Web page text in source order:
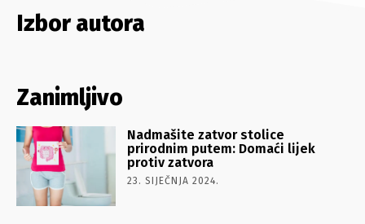
Izbor autora
Zanimljivo
Nadmašite zatvor stolice
prirodnim putem: Domaći lijek
protiv zatvora
23. SIJEČNJA 2024.